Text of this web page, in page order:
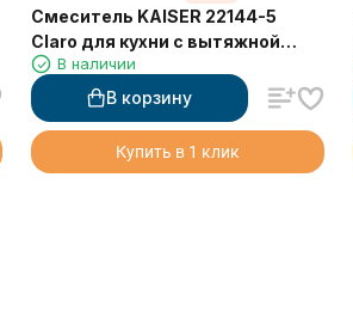
Смеситель KAISER 22144-5
Claro для кухни с вытяжной
лейкой
В наличии
В корзину
Купить в 1 клик